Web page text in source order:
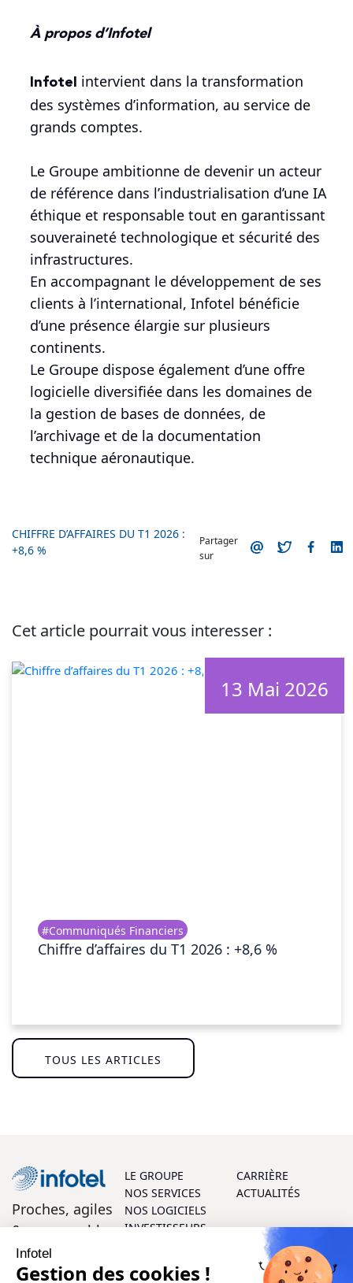
À propos d’Infotel
Infotel intervient dans la transformation
des systèmes d’information, au service de
grands comptes.
Le Groupe ambitionne de devenir un acteur
de référence dans l’industrialisation d’une IA
éthique et responsable tout en garantissant
souveraineté technologique et sécurité des
infrastructures.
En accompagnant le développement de ses
clients à l’international, Infotel bénéficie
d’une présence élargie sur plusieurs
continents.
Le Groupe dispose également d’une offre
logicielle diversifiée dans les domaines de
la gestion de bases de données, de
l’archivage et de la documentation
technique aéronautique.
CHIFFRE D’AFFAIRES DU T1 2026 :
+8,6 %
Partager
sur
Cet article pourrait vous interesser :
13 Mai 2026
#Communiqués Financiers
Chiffre d’affaires du T1 2026 : +8,6 %
TOUS LES ARTICLES
Proches, agiles
& responsables
LE GROUPE
NOS SERVICES
NOS LOGICIELS
INVESTISSEURS
CARRIÈRE
ACTUALITÉS
On vous aide ?
Infotel
Gestion des cookies !